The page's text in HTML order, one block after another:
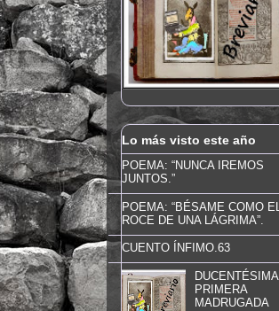
Lo más visto este año
POEMA: “NUNCA IREMOS
JUNTOS.”
POEMA: “BÉSAME COMO EL
ROCE DE UNA LÁGRIMA”.
CUENTO ÍNFIMO.63
DUCENTÉSIMA
PRIMERA
MADRUGADA